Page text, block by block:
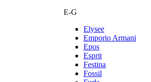
E-G
Elysee
Emporio Armani
Epos
Esprit
Festina
Fossil